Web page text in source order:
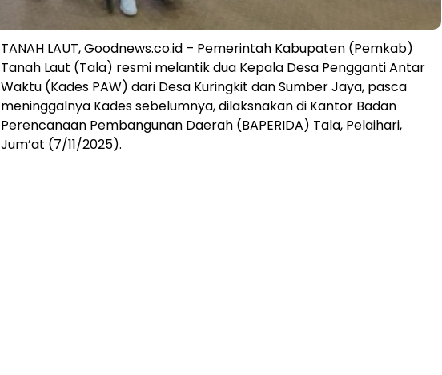
TANAH LAUT, Goodnews.co.id – Pemerintah Kabupaten (Pemkab)
Tanah Laut (Tala) resmi melantik dua Kepala Desa Pengganti Antar
Waktu (Kades PAW) dari Desa Kuringkit dan Sumber Jaya, pasca
meninggalnya Kades sebelumnya, dilaksnakan di Kantor Badan
Perencanaan Pembangunan Daerah (BAPERIDA) Tala, Pelaihari,
Jum’at (7/11/2025).